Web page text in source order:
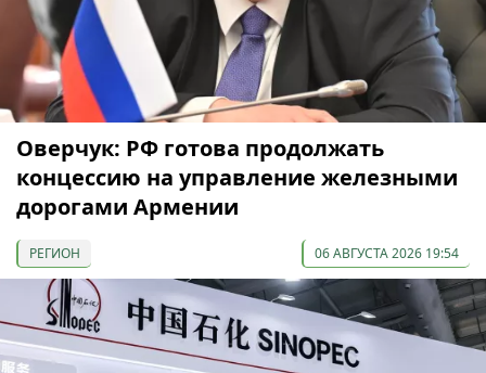
Оверчук: РФ готова продолжать
концессию на управление железными
дорогами Армении
РЕГИОН 06 АВГУСТА 2026 19:54